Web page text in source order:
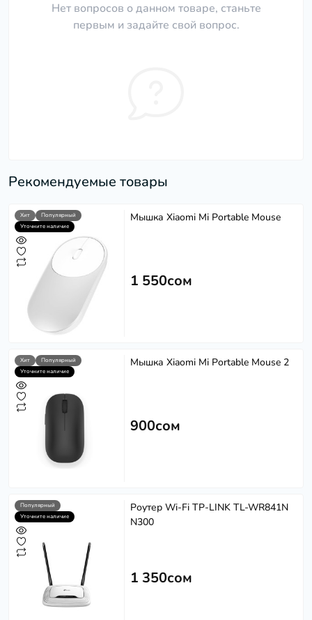
Нет вопросов о данном товаре, станьте
первым и задайте свой вопрос.
Рекомендуемые товары
Хит
Популярный
Уточните наличие
Мышка Xiaomi Mi Portable Mouse
1 550сом
Хит
Популярный
Уточните наличие
Мышка Xiaomi Mi Portable Mouse 2
900сом
Популярный
Уточните наличие
Роутер Wi-Fi TP-LINK TL-WR841N
N300
1 350сом